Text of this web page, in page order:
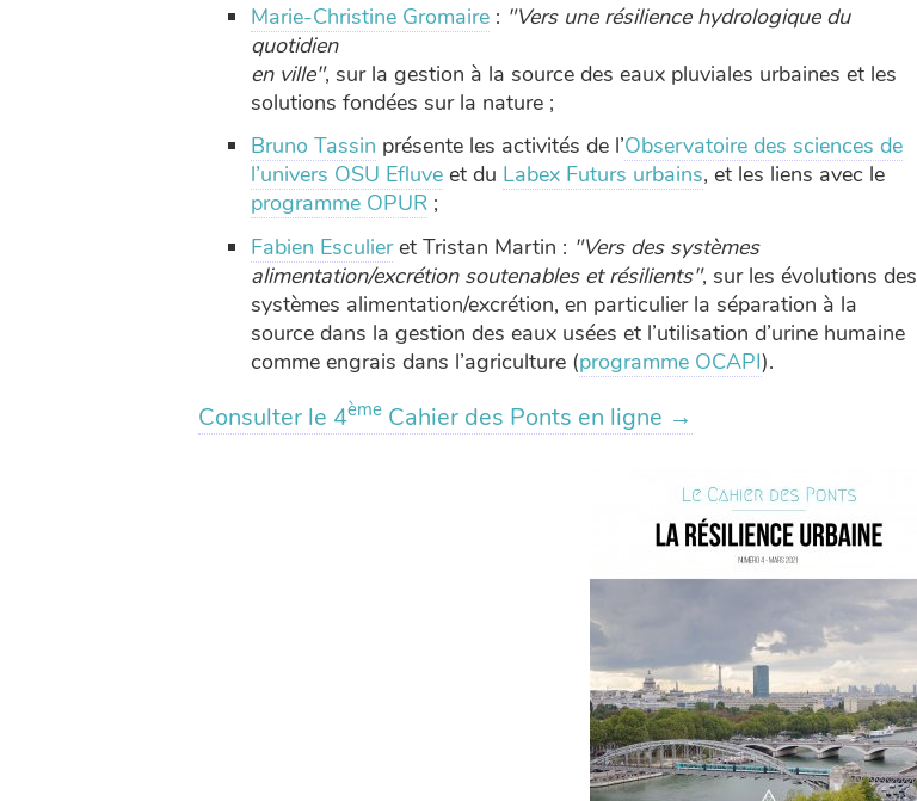
Marie-Christine Gromaire: "Vers une résilience hydrologique du
quotidien
en ville", sur la gestion à la source des eaux pluviales urbaines et les
solutions fondées sur la nature ;
Bruno Tassin présente les activités de l’Observatoire des sciences de
l’univers OSU Efluveet du Labex Futurs urbains, et les liens avec le
programme OPUR;
Fabien Esculieret Tristan Martin : "Vers des systèmes
alimentation/excrétion soutenables et résilients", sur les évolutions des
systèmes alimentation/excrétion, en particulier la séparation à la
source dans la gestion des eaux usées et l’utilisation d’urine humaine
comme engrais dans l’agriculture (programme OCAPI).
Consulter le 4èmeCahier des Ponts en ligne →